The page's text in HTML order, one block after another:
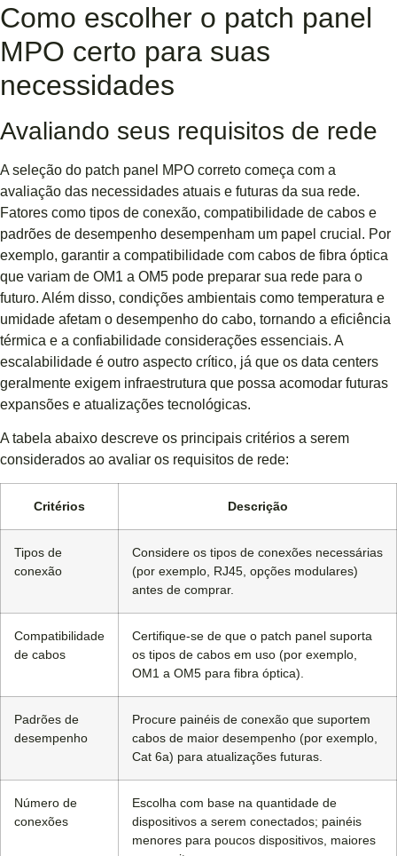
Como escolher o patch panel
MPO certo para suas
necessidades
Avaliando seus requisitos de rede
A seleção do patch panel MPO correto começa com a
avaliação das necessidades atuais e futuras da sua rede.
Fatores como tipos de conexão, compatibilidade de cabos e
padrões de desempenho desempenham um papel crucial. Por
exemplo, garantir a compatibilidade com cabos de fibra óptica
que variam de OM1 a OM5 pode preparar sua rede para o
futuro. Além disso, condições ambientais como temperatura e
umidade afetam o desempenho do cabo, tornando a eficiência
térmica e a confiabilidade considerações essenciais. A
escalabilidade é outro aspecto crítico, já que os data centers
geralmente exigem infraestrutura que possa acomodar futuras
expansões e atualizações tecnológicas.
A tabela abaixo descreve os principais critérios a serem
considerados ao avaliar os requisitos de rede:
Critérios Descrição
Tipos de
conexão
Considere os tipos de conexões necessárias
(por exemplo, RJ45, opções modulares)
antes de comprar.
Compatibilidade
de cabos
Certifique-se de que o patch panel suporta
os tipos de cabos em uso (por exemplo,
OM1 a OM5 para fibra óptica).
Padrões de
desempenho
Procure painéis de conexão que suportem
cabos de maior desempenho (por exemplo,
Cat 6a) para atualizações futuras.
Número de
conexões
Escolha com base na quantidade de
dispositivos a serem conectados; painéis
menores para poucos dispositivos, maiores